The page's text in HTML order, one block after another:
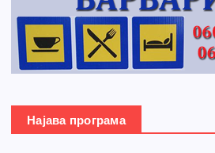
Најава програма